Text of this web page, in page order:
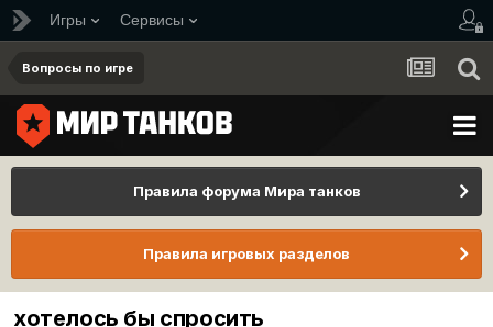
Игры Сервисы
Вопросы по игре
Правила форума Мира танков
Правила игровых разделов
хотелось бы спросить